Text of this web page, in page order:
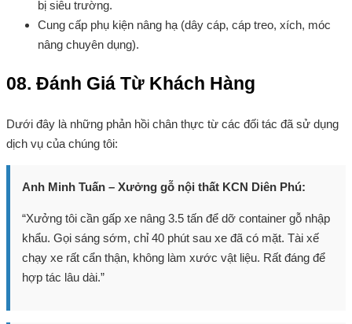
bị siêu trường.
Cung cấp phụ kiện nâng hạ (dây cáp, cáp treo, xích, móc
nâng chuyên dụng).
08. Đánh Giá Từ Khách Hàng
Dưới đây là những phản hồi chân thực từ các đối tác đã sử dụng
dịch vụ của chúng tôi:
Anh Minh Tuấn – Xưởng gỗ nội thất KCN Diên Phú:
“Xưởng tôi cần gấp xe nâng 3.5 tấn để dỡ container gỗ nhập
khẩu. Gọi sáng sớm, chỉ 40 phút sau xe đã có mặt. Tài xế
chạy xe rất cẩn thận, không làm xước vật liệu. Rất đáng để
hợp tác lâu dài.”